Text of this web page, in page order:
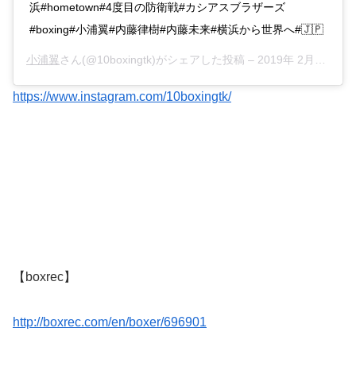
浜#hometown#4度目の防衛戦#カシアスブラザーズ
#boxing#小浦翼#内藤律樹#内藤未来#横浜から世界へ#🇯🇵
小浦翼 さん(@10boxingtk)がシェアした投稿 – 2019年 2月月28日午後7時58分PST
https://www.instagram.com/10boxingtk/
【boxrec】
http://boxrec.com/en/boxer/696901